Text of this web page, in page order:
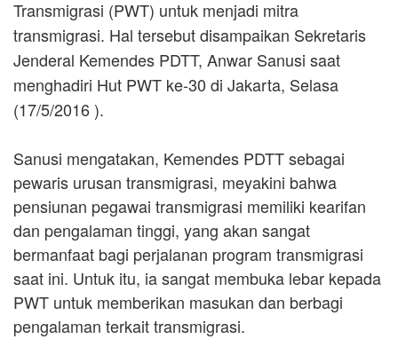
Transmigrasi (PWT) untuk menjadi mitra
transmigrasi. Hal tersebut disampaikan Sekretaris
Jenderal Kemendes PDTT, Anwar Sanusi saat
menghadiri Hut PWT ke-30 di Jakarta, Selasa
(17/5/2016 ).
Sanusi mengatakan, Kemendes PDTT sebagai
pewaris urusan transmigrasi, meyakini bahwa
pensiunan pegawai transmigrasi memiliki kearifan
dan pengalaman tinggi, yang akan sangat
bermanfaat bagi perjalanan program transmigrasi
saat ini. Untuk itu, ia sangat membuka lebar kepada
PWT untuk memberikan masukan dan berbagi
pengalaman terkait transmigrasi.